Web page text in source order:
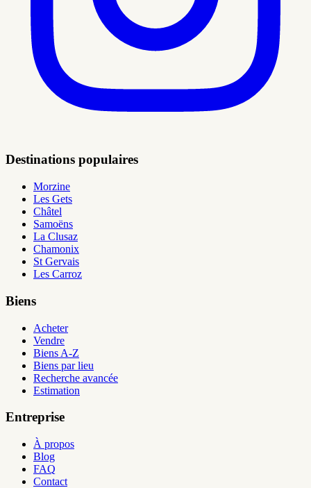
Destinations populaires
Morzine
Les Gets
Châtel
Samoëns
La Clusaz
Chamonix
St Gervais
Les Carroz
Biens
Acheter
Vendre
Biens A-Z
Biens par lieu
Recherche avancée
Estimation
Entreprise
À propos
Blog
FAQ
Contact